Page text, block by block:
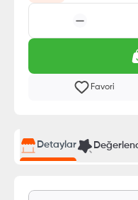
Favori
Detaylar